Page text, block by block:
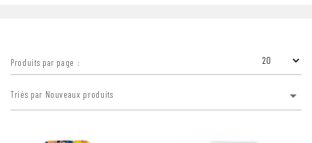
Produits par page :
Triés par Nouveaux produits 